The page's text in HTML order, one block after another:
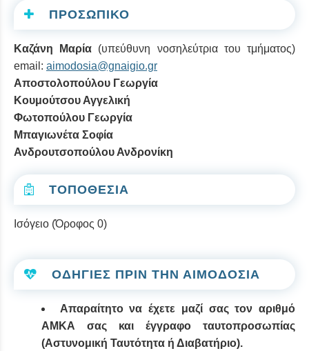
ΠΡΟΣΩΠΙΚΟ
Καζάνη Μαρία (υπεύθυνη νοσηλεύτρια του τμήματος)
email: aimodosia@gnaigio.gr
Αποστολοπούλου Γεωργία
Κουμούτσου Αγγελική
Φωτοπούλου Γεωργία
Μπαγιωνέτα Σοφία
Ανδρουτσοπούλου Ανδρονίκη
ΤΟΠΟΘΕΣΙΑ
Ισόγειο (Όροφος 0)
ΟΔΗΓΙΕΣ ΠΡΙΝ ΤΗΝ ΑΙΜΟΔΟΣΙΑ
Απαραίτητο να έχετε μαζί σας τον αριθμό
ΑΜΚΑ σας και έγγραφο ταυτοπροσωπίας
(Αστυνομική Ταυτότητα ή Διαβατήριο).